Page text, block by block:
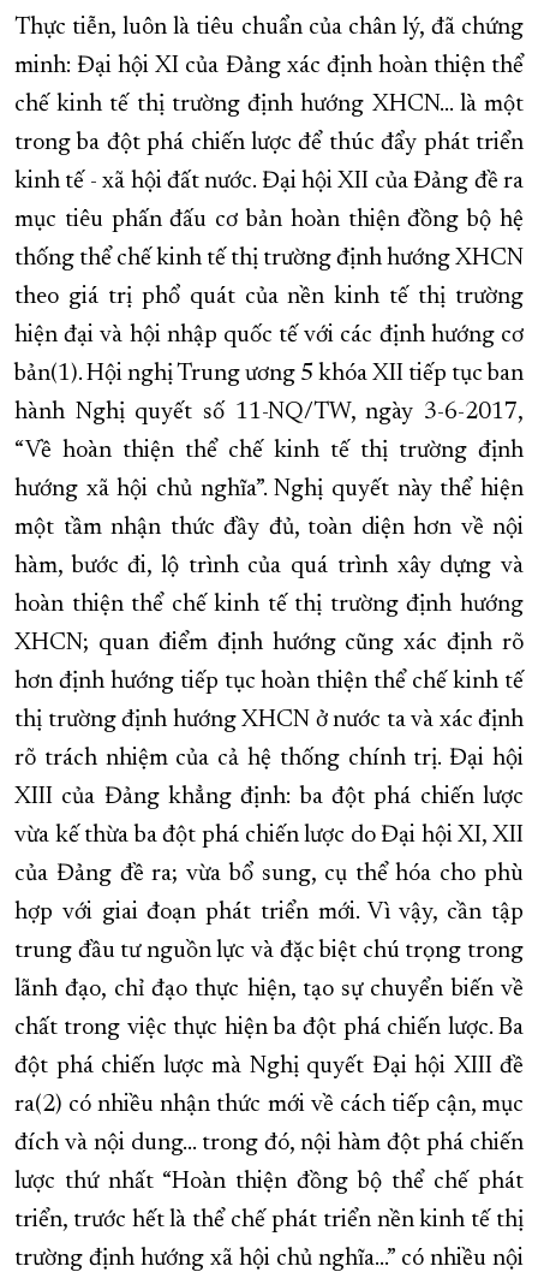
Thực tiễn, luôn là tiêu chuẩn của chân lý, đã chứng
minh: Đại hội XI của Đảng xác định hoàn thiện thể
chế kinh tế thị trường định hướng XHCN... là một
trong ba đột phá chiến lược để thúc đẩy phát triển
kinh tế - xã hội đất nước. Đại hội XII của Đảng đề ra
mục tiêu phấn đấu cơ bản hoàn thiện đồng bộ hệ
thống thể chế kinh tế thị trường định hướng XHCN
theo giá trị phổ quát của nền kinh tế thị trường
hiện đại và hội nhập quốc tế với các định hướng cơ
bản(1). Hội nghị Trung ương 5 khóa XII tiếp tục ban
hành Nghị quyết số 11-NQ/TW, ngày 3-6-2017,
“Về hoàn thiện thể chế kinh tế thị trường định
hướng xã hội chủ nghĩa”. Nghị quyết này thể hiện
một tầm nhận thức đầy đủ, toàn diện hơn về nội
hàm, bước đi, lộ trình của quá trình xây dựng và
hoàn thiện thể chế kinh tế thị trường định hướng
XHCN; quan điểm định hướng cũng xác định rõ
hơn định hướng tiếp tục hoàn thiện thể chế kinh tế
thị trường định hướng XHCN ở nước ta và xác định
rõ trách nhiệm của cả hệ thống chính trị. Đại hội
XIII của Đảng khẳng định: ba đột phá chiến lược
vừa kế thừa ba đột phá chiến lược do Đại hội XI, XII
của Đảng đề ra; vừa bổ sung, cụ thể hóa cho phù
hợp với giai đoạn phát triển mới. Vì vậy, cần tập
trung đầu tư nguồn lực và đặc biệt chú trọng trong
lãnh đạo, chỉ đạo thực hiện, tạo sự chuyển biến về
chất trong việc thực hiện ba đột phá chiến lược. Ba
đột phá chiến lược mà Nghị quyết Đại hội XIII đề
ra(2) có nhiều nhận thức mới về cách tiếp cận, mục
đích và nội dung... trong đó, nội hàm đột phá chiến
lược thứ nhất “Hoàn thiện đồng bộ thể chế phát
triển, trước hết là thể chế phát triển nền kinh tế thị
trường định hướng xã hội chủ nghĩa...” có nhiều nội